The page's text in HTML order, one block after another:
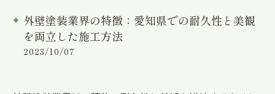
外壁塗装業界の特徴：愛知県での耐久性と美観
を両立した施工方法
2023/10/07